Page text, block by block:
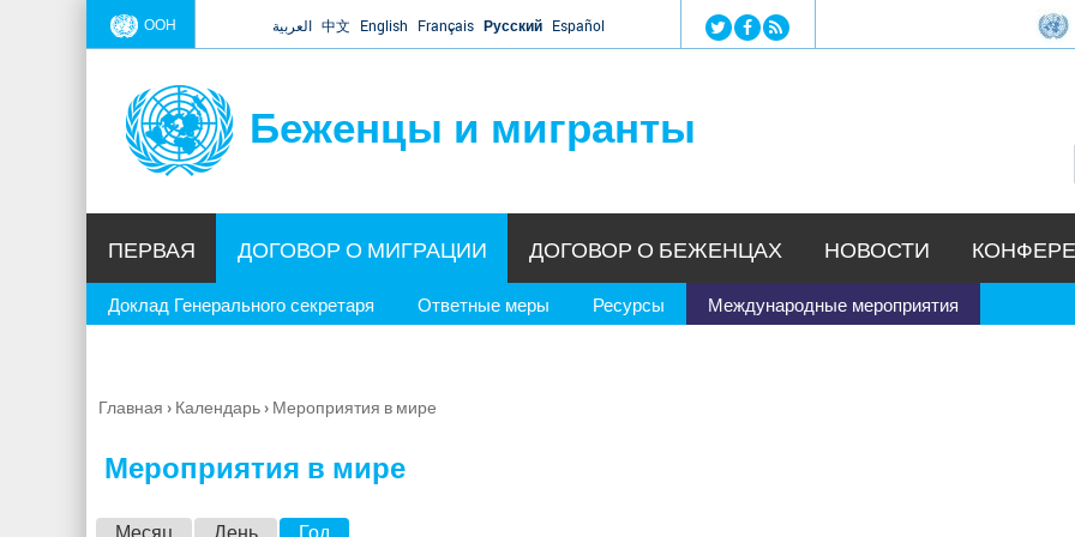
Jump to navigation
ООН العربية 中文 English Français Русский Español
Беженцы и мигранты
ПЕРВАЯ ДОГОВОР О МИГРАЦИИ
Доклад Генерального секретаря Ответные меры Ресурсы Международные мероприятия
ДОГОВОР О БЕЖЕНЦАХ НОВОСТИ
Вы
Главная › Календарь› Мероприятия в мире
Мероприятия в мире